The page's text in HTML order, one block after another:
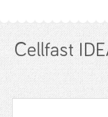
Cellfast